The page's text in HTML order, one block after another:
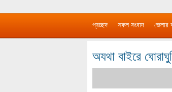
প্রচ্ছদ সকল সংবাদ জেলার
অযথা বাইরে